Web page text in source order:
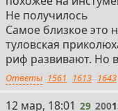
Не получилось
Самое близкое это
туловская
риф развивают. Но
Ответы 1561 1613 1643
29
12 мар, 18:01 29 200